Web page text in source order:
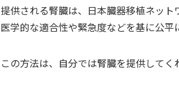
提供される腎臓は、日本臓器移植ネット
医学的な適合性や緊急度などを基に公平
この方法は、自分では腎臓を提供してく